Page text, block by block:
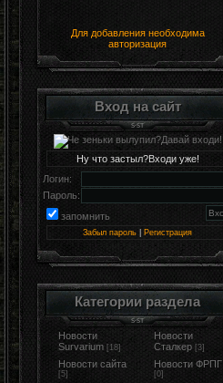
Для добавления необходима
авторизация
Вход на сайт
Ну что застыл?Входи уже!
Логин:
Пароль:
запомнить
Забыл пароль Регистрация
Категории раздела
Новости
Survarium [18]
Новости
Сталкер [3]
Новости сайта
[5]
Новости ФРПГ
[0]